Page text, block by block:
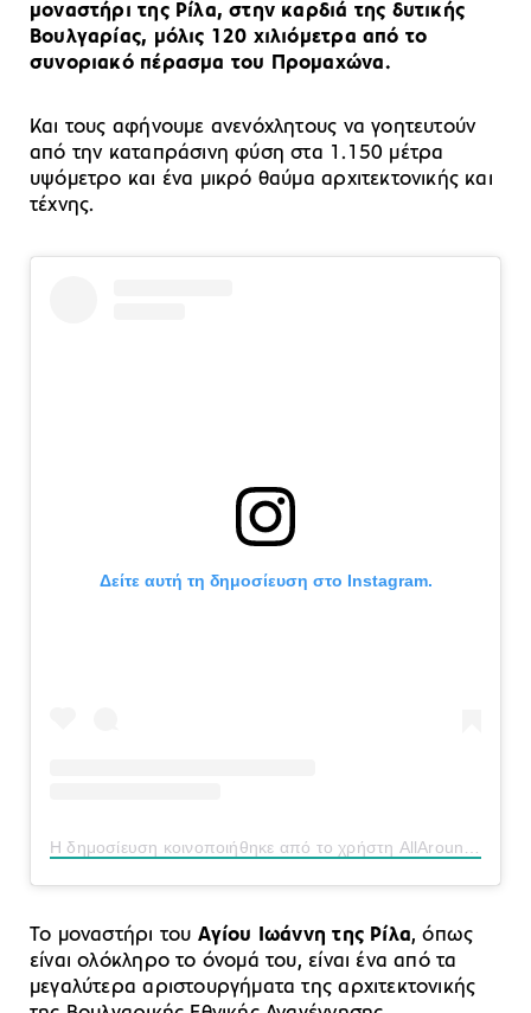
μοναστήρι της Ρίλα, στην καρδιά της δυτικής
Βουλγαρίας, μόλις 120 χιλιόμετρα από το
συνοριακό πέρασμα του Προμαχώνα.
Και τους αφήνουμε ανενόχλητους να γοητευτούν
από την καταπράσινη φύση στα 1.150 μέτρα
υψόμετρο και ένα μικρό θαύμα αρχιτεκτονικής και
τέχνης.
Δείτε αυτή τη δημοσίευση στο Instagram.
Η δημοσίευση κοινοποιήθηκε από το χρήστη AllAroundTheWorld (@allaroundtheworldem79)
Το μοναστήρι του Αγίου Ιωάννη της Ρίλα, όπως
είναι ολόκληρο το όνομά του, είναι ένα από τα
μεγαλύτερα αριστουργήματα της αρχιτεκτονικής